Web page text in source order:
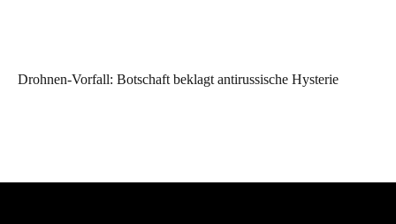
Drohnen-Vorfall: Botschaft beklagt antirussische Hysterie